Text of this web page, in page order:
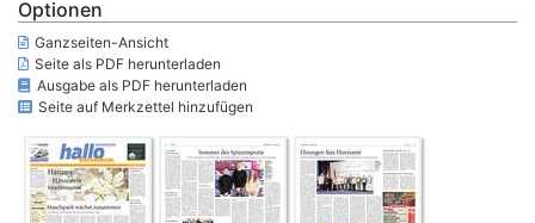
Optionen
Ganzseiten-Ansicht
Seite als PDF herunterladen
Ausgabe als PDF herunterladen
Seite auf Merkzettel hinzufügen